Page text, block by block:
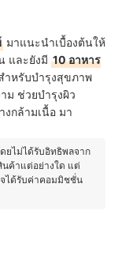
มาแนะนำเบื้องต้นให้
และยังมี 10 อาหาร
ำหรับบำรุงสุขภาพ
ม ช่วยบำรุงผิว
กล้ามเนื้อ มา
ยไม่ได้รับอิทธิพลจาก
นค้าแต่อย่างใด แต่
จได้รับค่าคอมมิชชั่น